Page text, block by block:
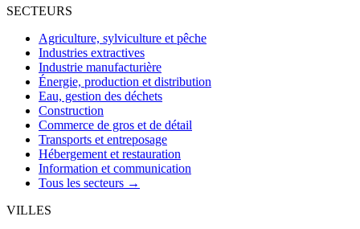
SECTEURS
Agriculture, sylviculture et pêche
Industries extractives
Industrie manufacturière
Énergie, production et distribution
Eau, gestion des déchets
Construction
Commerce de gros et de détail
Transports et entreposage
Hébergement et restauration
Information et communication
Tous les secteurs →
VILLES